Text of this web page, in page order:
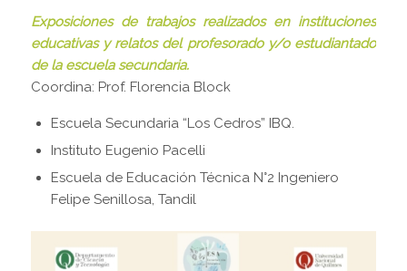
Exposiciones de trabajos realizados en instituciones
educativas y relatos del profesorado y/o estudiantado
de la escuela secundaria.
Coordina: Prof. Florencia Block
Escuela Secundaria “Los Cedros” IBQ.
Instituto Eugenio Pacelli
Escuela de Educación Técnica N°2 Ingeniero
Felipe Senillosa, Tandil